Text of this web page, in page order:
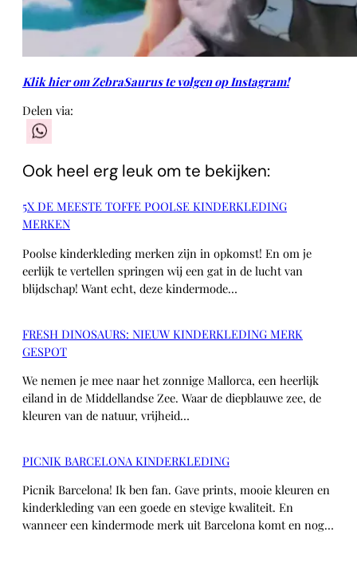
Klik hier om ZebraSaurus te volgen op Instagram!
Delen via:
Ook heel erg leuk om te bekijken:
5X DE MEESTE TOFFE POOLSE KINDERKLEDING
MERKEN
Poolse kinderkleding merken zijn in opkomst! En om je
eerlijk te vertellen springen wij een gat in de lucht van
blijdschap! Want echt, deze kindermode…
FRESH DINOSAURS: NIEUW KINDERKLEDING MERK
GESPOT
We nemen je mee naar het zonnige Mallorca, een heerlijk
eiland in de Middellandse Zee. Waar de diepblauwe zee, de
kleuren van de natuur, vrijheid…
PICNIK BARCELONA KINDERKLEDING
Picnik Barcelona! Ik ben fan. Gave prints, mooie kleuren en
kinderkleding van een goede en stevige kwaliteit. En
wanneer een kindermode merk uit Barcelona komt en nog…